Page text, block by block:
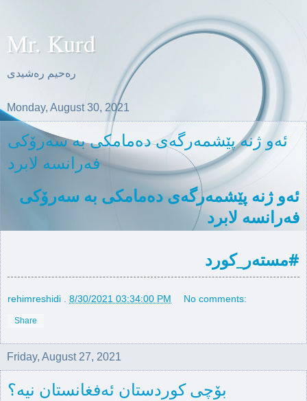
Mr. Kurd
ره‌حیم ره‌شیدی
Monday, August 30, 2021
ئه‌و ژنه‌ پێشمه‌رگه‌ی ده‌مامكی به‌ سه‌رۆكی
فه‌رانسه‌ لابرد
فه‌رانسه‌ لابرد
#مستەر_كورد
rehimreshidi 8/30/2021 03:34:00 PM No comments:
Share
Friday, August 27, 2021
بۆچی كوردستان ئەفغانستان نیە؟